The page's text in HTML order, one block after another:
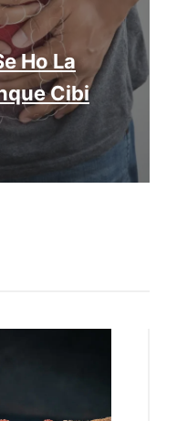
Ho La
Cibi